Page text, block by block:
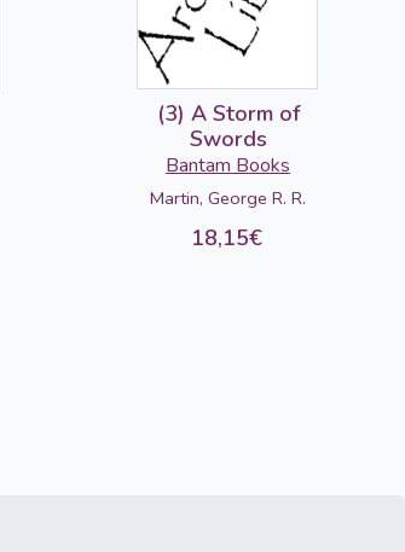
(3) A Storm of
Swords
Bantam Books
Martin, George R. R.
18,15€